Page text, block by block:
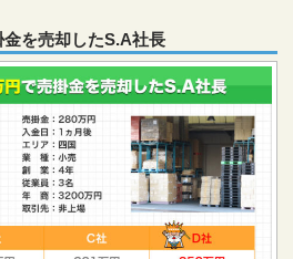
を売却したS.A社長